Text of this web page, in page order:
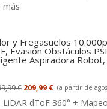
más
y Fregasuelos
Evasión Obstáculos
Aspiradora
€ 209,99 € (a partir de
LiDAR dToF 360° +